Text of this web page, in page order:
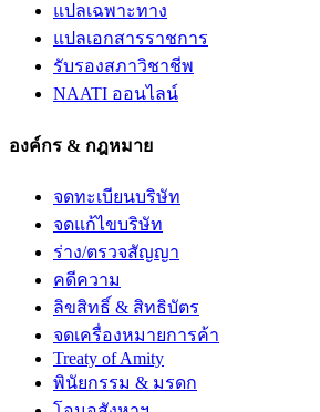
แปลเฉพาะทาง
แปลเอกสารราชการ
รับรองสภาวิชาชีพ
NAATI ออนไลน์
องค์กร & กฎหมาย
จดทะเบียนบริษัท
จดแก้ไขบริษัท
ร่าง/ตรวจสัญญา
คดีความ
ลิขสิทธิ์ & สิทธิบัตร
จดเครื่องหมายการค้า
Treaty of Amity
พินัยกรรม & มรดก